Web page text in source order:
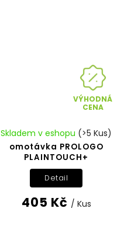
VÝHODNÁ
CENA
omotávka PROLOGO
PLAINTOUCH+
Skladem v eshopu (>5 Kus)
405 Kč / Kus
Detail